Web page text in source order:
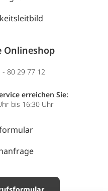
Onlineshop
- 80 29 77 12
erreichen Sie:
bis 16:30 Uhr